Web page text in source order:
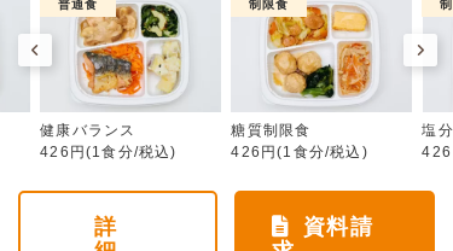
普通食
健康バランス
426円(1食分/税込)
制限食
糖質制限食
426円(1食分/税込)
塩
詳
資料請